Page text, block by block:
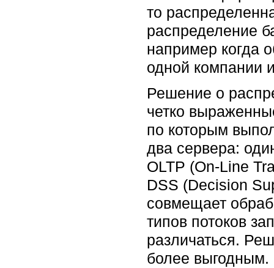
то
распределение
например когда
одной компании
Решение о
четко
по которым
два сервера:
OLTP (On-Line
DSS (Decision
совмещает
типов потоков
различаться.
более выгодным.